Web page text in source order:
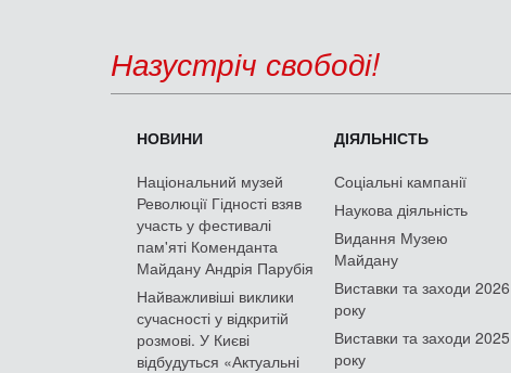
Назустріч свободі!
НОВИНИ
Національний музей
Революції Гідності взяв
участь у фестивалі
пам'яті Коменданта
Майдану Андрія Парубія
Найважливіші виклики
сучасності у відкритій
розмові. У Києві
відбудуться «Актуальні
ДІЯЛЬНІСТЬ
Соціальні кампанії
Наукова діяльність
Видання Музею
Майдану
Виставки та заходи 2026
року
Виставки та заходи 2025
року